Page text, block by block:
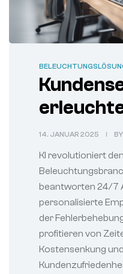
in
n
14. JANUAR 2025 BY
KI revolutioniert
beantworten 24/7
personalisierte
der
profitieren von
Kostensenkung